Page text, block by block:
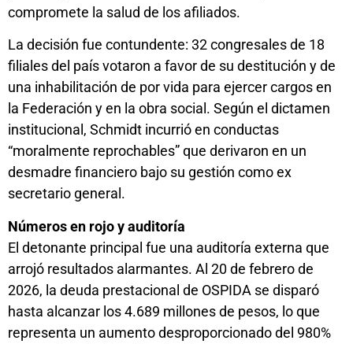
compromete la salud de los afiliados.
La decisión fue contundente: 32 congresales de 18
filiales del país votaron a favor de su destitución y de
una inhabilitación de por vida para ejercer cargos en
la Federación y en la obra social. Según el dictamen
institucional, Schmidt incurrió en conductas
“moralmente reprochables” que derivaron en un
desmadre financiero bajo su gestión como ex
secretario general.
Números en rojo y auditoría
El detonante principal fue una auditoría externa que
arrojó resultados alarmantes. Al 20 de febrero de
2026, la deuda prestacional de OSPIDA se disparó
hasta alcanzar los 4.689 millones de pesos, lo que
representa un aumento desproporcionado del 980%